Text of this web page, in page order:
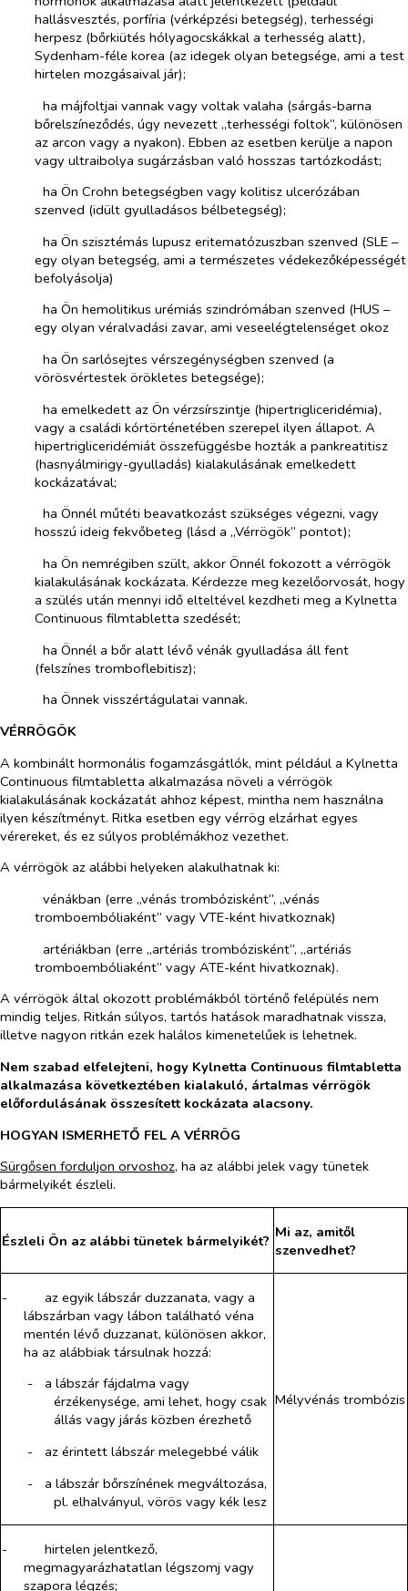
hallásvesztés, porfíria (vérképzési betegség), terhességi
herpesz (bőrkiütés hólyagocskákkal a terhesség alatt),
Sydenham-féle korea (az idegek olyan betegsége, ami a test
hirtelen mozgásaival jár);
ha májfoltjai vannak vagy voltak valaha (sárgás-barna
bőrelszíneződés, úgy nevezett „terhességi foltok”, különösen
az arcon vagy a nyakon). Ebben az esetben kerülje a napon
vagy ultraibolya sugárzásban való hosszas tartózkodást;
ha Ön Crohn betegségben vagy kolitisz ulcerózában
szenved (idült gyulladásos bélbetegség);
ha Ön szisztémás lupusz eritematózuszban szenved (SLE –
egy olyan betegség, ami a természetes védekezőképességét
befolyásolja)
ha Ön hemolitikus urémiás szindrómában szenved (HUS –
egy olyan véralvadási zavar, ami veseelégtelenséget okoz
ha Ön sarlósejtes vérszegénységben szenved (a
vörösvértestek örökletes betegsége);
ha emelkedett az Ön vérzsírszintje (hipertrigliceridémia),
vagy a családi kórtörténetében szerepel ilyen állapot. A
hipertrigliceridémiát összefüggésbe hozták a pankreatitisz
(hasnyálmirigy-gyulladás) kialakulásának emelkedett
kockázatával;
ha Önnél műtéti beavatkozást szükséges végezni, vagy
hosszú ideig fekvőbeteg (lásd a „Vérrögök” pontot);
ha Ön nemrégiben szült, akkor Önnél fokozott a vérrögök
kialakulásának kockázata. Kérdezze meg kezelőorvosát, hogy
a szülés után mennyi idő elteltével kezdheti meg a Kylnetta
Continuous filmtabletta szedését;
ha Önnél a bőr alatt lévő vénák gyulladása áll fent
(felszínes tromboflebitisz);
ha Önnek visszértágulatai vannak.
VÉRRÖGÖK
A kombinált hormonális fogamzásgátlók, mint például a Kylnetta
Continuous filmtabletta alkalmazása növeli a vérrögök
kialakulásának kockázatát ahhoz képest, mintha nem használna
ilyen készítményt. Ritka esetben egy vérrög elzárhat egyes
vérereket, és ez súlyos problémákhoz vezethet.
A vérrögök az alábbi helyeken alakulhatnak ki:
vénákban (erre „vénás trombózisként”, „vénás
tromboembóliaként” vagy VTE-ként hivatkoznak)
artériákban (erre „artériás trombózisként”, „artériás
tromboembóliaként” vagy ATE-ként hivatkoznak).
A vérrögök által okozott problémákból történő felépülés nem
mindig teljes. Ritkán súlyos, tartós hatások maradhatnak vissza,
illetve nagyon ritkán ezek halálos kimenetelűek is lehetnek.
Nem szabad elfelejteni, hogy Kylnetta Continuous filmtabletta
alkalmazása következtében kialakuló, ártalmas vérrögök
előfordulásának összesített kockázata alacsony.
HOGYAN ISMERHETŐ FEL A VÉRRÖG
Sürgősen forduljon orvoshoz, ha az alábbi jelek vagy tünetek
bármelyikét észleli.
Észleli Ön az alábbi tünetek bármelyikét? Mi az, amitől
szenvedhet?
-​
az egyik lábszár duzzanata, vagy a
lábszárban vagy lábon található véna
mentén lévő duzzanat, különösen akkor,
ha az alábbiak társulnak hozzá:
-​
a lábszár fájdalma vagy
érzékenysége, ami lehet, hogy csak
állás vagy járás közben érezhető
-​
az érintett lábszár melegebbé válik
-​
a lábszár bőrszínének megváltozása,
pl. elhalványul, vörös vagy kék lesz
Mélyvénás trombózis
-​
hirtelen jelentkező,
megmagyarázhatatlan légszomj vagy
szapora légzés;